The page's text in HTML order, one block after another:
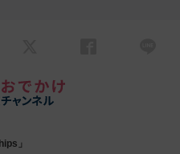
」